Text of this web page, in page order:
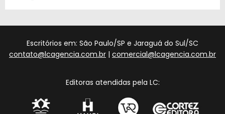
Escritórios em: São Paulo/SP e Jaraguá do Sul/SC
contato@lcagencia.com.br | comercial@lcagencia.com.br
Editoras atendidas pela LC: